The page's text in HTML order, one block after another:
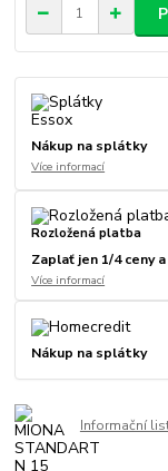
Nákup na splátky
Více informací
Rozložená platba
Zaplať jen 1/4 ceny
Více informací
Nákup na splátky
Informační